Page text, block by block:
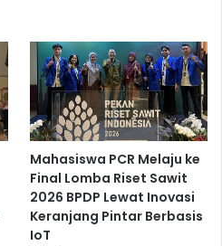
Mahasiswa PCR Melaju ke
Final Lomba Riset Sawit
2026 BPDP Lewat Inovasi
Keranjang Pintar Berbasis
IoT